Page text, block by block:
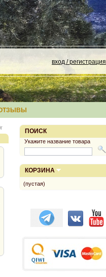
вход / регистрация
ПОИСК
Укажите название товара
КОРЗИНА
(пустая)